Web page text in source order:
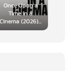
Once Upon a
Time in a
Cinema (2026)...